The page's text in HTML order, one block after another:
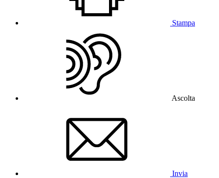
Stampa
Ascolta
Invia